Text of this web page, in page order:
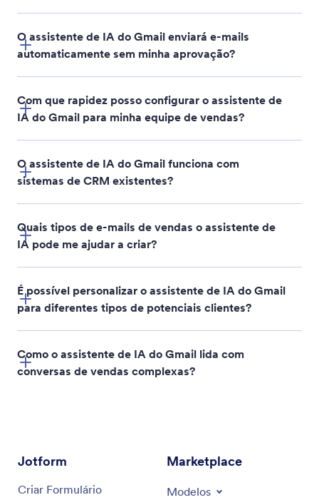
O assistente de IA do Gmail enviará e-mails
automaticamente sem minha aprovação?
Com que rapidez posso configurar o assistente de
IA do Gmail para minha equipe de vendas?
O assistente de IA do Gmail funciona com
sistemas de CRM existentes?
Quais tipos de e-mails de vendas o assistente de
IA pode me ajudar a criar?
É possível personalizar o assistente de IA do Gmail
para diferentes tipos de potenciais clientes?
Como o assistente de IA do Gmail lida com
conversas de vendas complexas?
Jotform
Criar Formulário
Marketplace
Modelos